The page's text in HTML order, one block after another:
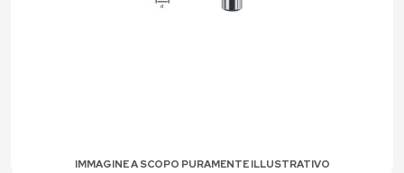
IMMAGINE A SCOPO PURAMENTE ILLUSTRATIVO